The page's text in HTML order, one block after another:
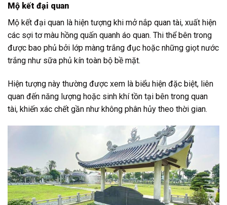
Mộ kết đại quan
Mộ kết đại quan là hiện tượng khi mở nắp quan tài, xuất hiện
các sợi tơ màu hồng quấn quanh áo quan. Thi thể bên trong
được bao phủ bởi lớp màng trắng đục hoặc những giọt nước
trắng như sữa phủ kín toàn bộ bề mặt.
Hiện tượng này thường được xem là biểu hiện đặc biệt, liên
quan đến năng lượng hoặc sinh khí tồn tại bên trong quan
tài, khiến xác chết gần như không phân hủy theo thời gian.